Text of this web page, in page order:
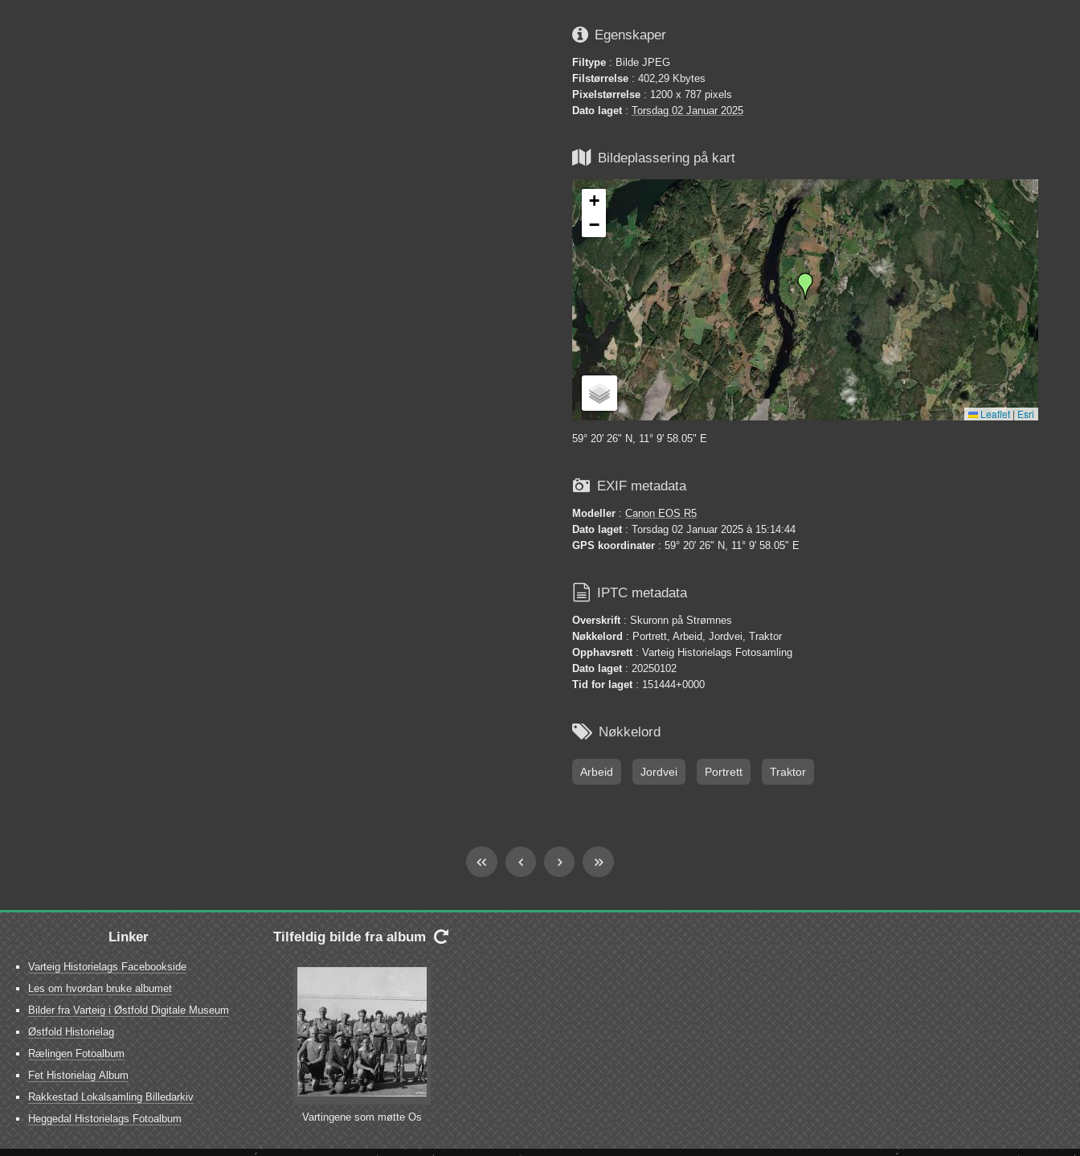
 Egenskaper
Filtype : Bilde JPEG
Filstørrelse : 402,29 Kbytes
Pixelstørrelse : 1200 x 787 pixels
Dato laget: Torsdag 02 Januar 2025
 Bildeplassering på kart
+
−
Leaflet | Esri
59° 20' 26" N, 11° 9' 58.05" E
 EXIF metadata
Modeller : Canon EOS R5
Dato laget: Torsdag 02 Januar 2025 à 15:14:44
GPS koordinater : 59° 20' 26" N, 11° 9' 58.05" E
 IPTC metadata
Overskrift: Skuronn på Strømnes
Nøkkelord : Portrett, Arbeid, Jordvei, Traktor
Opphavsrett: Varteig Historielags Fotosamling
Dato laget: 20250102
Tid for laget: 151444+0000
 Nøkkelord
Arbeid Jordvei Portrett Traktor
Linker
Varteig Historielags Facebookside
Les om hvordan bruke albumet
Bilder fra Varteig i Østfold Digitale Museum
Østfold Historielag
Rælingen Fotoalbum
Fet Historielag Album
Rakkestad Lokalsamling Billedarkiv
Heggedal Historielags Fotoalbum
Tilfeldig bilde fra album 
Vartingene som møtte Os